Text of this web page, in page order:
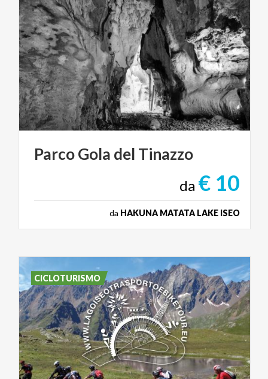
ParcoGola del Tinazzo
da € 10
da HAKUNA MATATA LAKE ISEO
CICLOTURISMO